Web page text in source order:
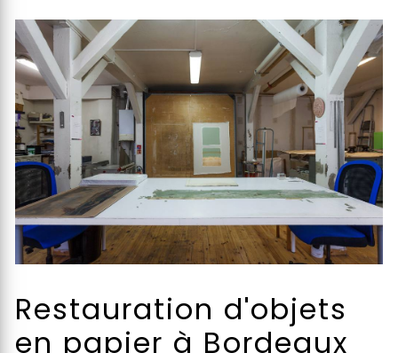
Restauration d'objets
en papier à Bordeaux